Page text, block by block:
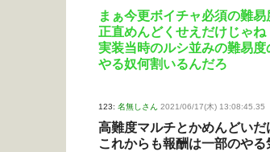
まぁ今更ボイチャ必須の難
正直めんどくせえだけじゃね
実装当時のルシ並みの難易
やる奴何割いるんだろ
123: 名無しさん 2021/06/17(木) 13:08:45.35
高難度マルチとかめんどいだ
これからも報酬は一部のや